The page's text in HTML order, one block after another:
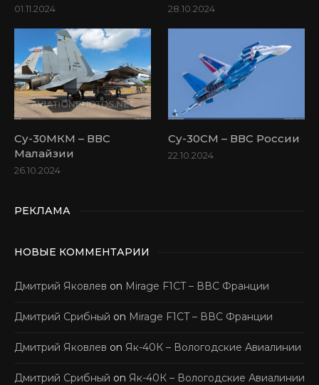
01.11.2024 28.10.2024
Су-30МКМ – ВВС
Малайзии
26.10.2024
Су-30СМ – ВВС России
22.10.2024
РЕКЛАМА
НОВЫЕ КОММЕНТАРИИ
Дмитрий Яковлев on Mirage F1CT – ВВС Франции
Дмитрий Срибный on Mirage F1CT – ВВС Франции
Дмитрий Яковлев on Як-40К – Вологодские Авиалинии
Дмитрий Срибный on Як-40К – Вологодские Авиалинии